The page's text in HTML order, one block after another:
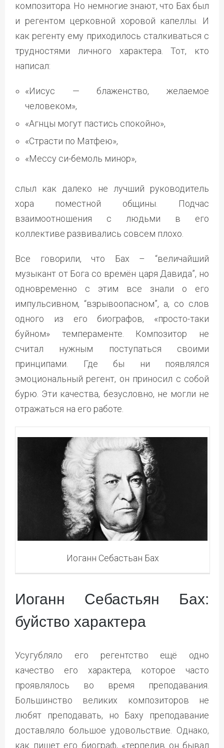
композитора. Но немногие знают, что Бах был
и регентом церковной хоровой капеллы. И
как регенту ему приходилось сталкиваться с
трудностями личного характера. Тот, кто
написал:
«Иисус — блаженство, желаемое
человеком»,
«Агнцы могут пастись спокойно»,
«Страсти по Матфею»,
«Мессу си-бемоль минор»,
слыл как далеко не лучший руководитель
хора поместной общины. Подчас
взаимоотношения с людьми в его
коллективе развивались совсем плохо.
Все говорили, что Бах – “величайший
музыкант от Бога со времён царя Давида”, но
одновременно с этим все знали о его
импульсивном, “взрывоопасном”, а, со слов
одного из его биографов, «просто-таки
буйном» темпераменте. Композитор не
считал нужным поступаться своими
принципами. Где бы ни появлялся
эмоциональный регент, он приносил с собой
бурю. Эти качества, безусловно, не могли не
отражаться на его работе.
Иоганн Себастьан Бах
Иоганн Себастьян Бах:
буйство характера
Усугубляло его регентство ещё одно
качество его характера, которое часто
проявлялось во время преподавания.
Большинство великих композиторов не
любят преподавать, но Баху преподавание
доставляло большое удовольствие. Однако,
как пишет его биограф, «терпелив он бывал